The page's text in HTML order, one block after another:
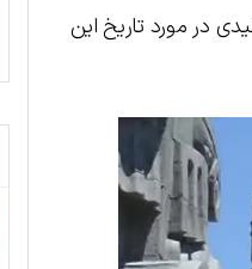
مفیدی در مورد تاریخ این